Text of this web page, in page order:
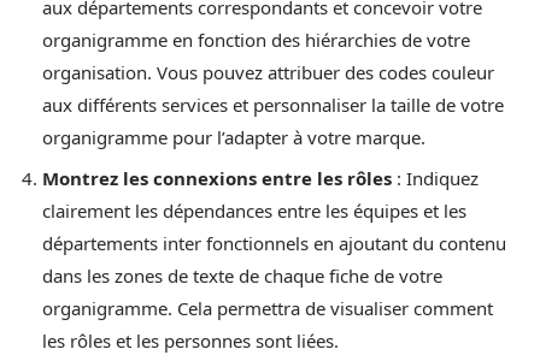
aux départements correspondants et concevoir votre
organigramme en fonction des hiérarchies de votre
organisation. Vous pouvez attribuer des codes couleur
aux différents services et personnaliser la taille de votre
organigramme pour l’adapter à votre marque.
Montrez les connexions entre les rôles : Indiquez
clairement les dépendances entre les équipes et les
départements inter fonctionnels en ajoutant du contenu
dans les zones de texte de chaque fiche de votre
organigramme. Cela permettra de visualiser comment
les rôles et les personnes sont liées.